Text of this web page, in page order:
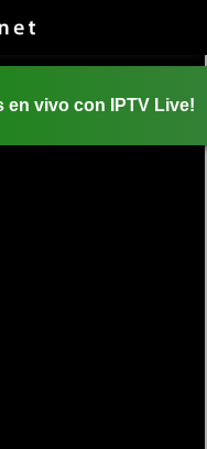
en vivo con IPTV Live!